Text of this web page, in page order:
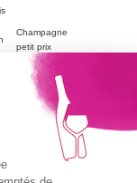
Champagne
petit prix
Vin blanc
petit prix
Vins rouge